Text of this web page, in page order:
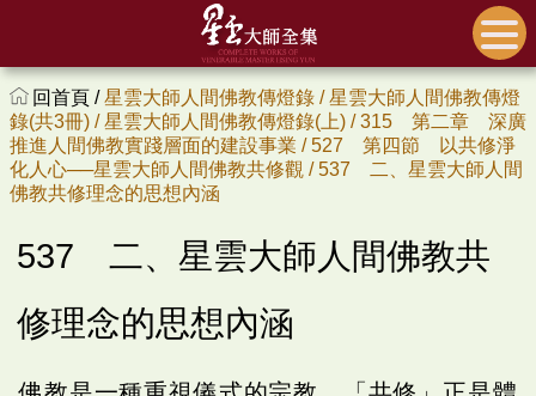
回首頁 /星雲大師人間佛教傳燈錄 /星雲大師人間佛教傳燈
錄(共3冊) /星雲大師人間佛教傳燈錄(上) /315 第二章 深廣
推進人間佛教實踐層面的建設事業 /527 第四節 以共修淨
化人心──星雲大師人間佛教共修觀 /537 二、星雲大師人間
佛教共修理念的思想內涵
537 二、星雲大師人間佛教共
修理念的思想內涵